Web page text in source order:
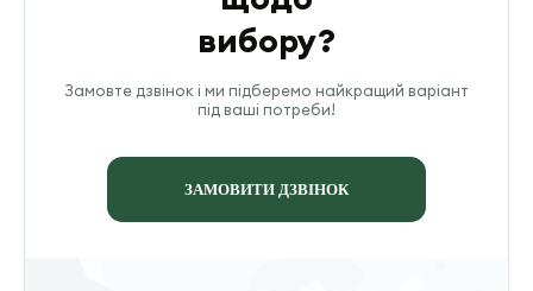
вибору?
Замовте дзвінок і ми підберемо найкращий варіант
під ваші потреби!
ЗАМОВИТИ ДЗВІНОК